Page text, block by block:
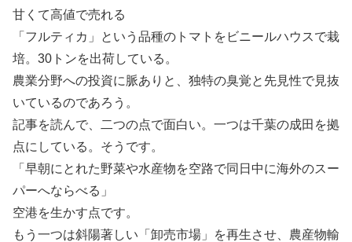
甘くて高値で売れる
「フルティカ」という品種のトマトをビニールハウスで栽
培。30トンを出荷している。
農業分野への投資に脈ありと、独特の臭覚と先見性で見抜
いているのであろう。
記事を読んで、二つの点で面白い。一つは千葉の成田を拠
点にしている。そうです。
「早朝にとれた野菜や水産物を空路で同日中に海外のスー
パーへならべる」
空港を生かす点です。
もう一つは斜陽著しい「卸売市場」を再生させ、農産物輸